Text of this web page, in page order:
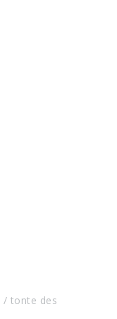
tonte des